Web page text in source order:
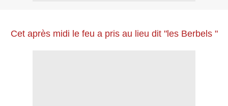
Cet après midi le feu a pris au lieu dit "les Berbels "